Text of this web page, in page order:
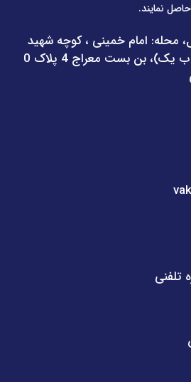
نمایند.
محله: امام خمینی ، کوچه شهید
علی مازندرانی( افتاب یک)، بن بست معراج 4 پلاک 0
تلفنی